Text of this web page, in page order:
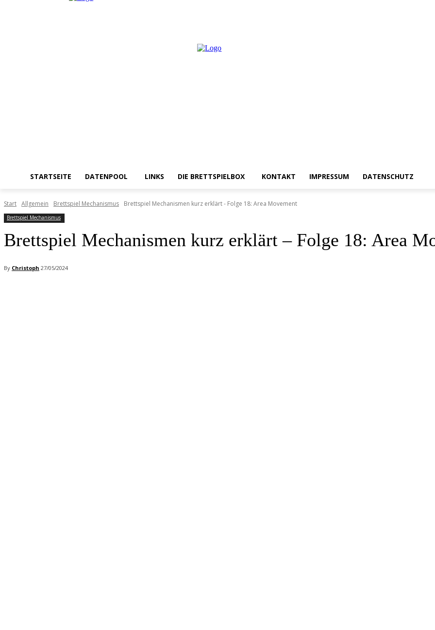
STARTSEITE DATENPOOL LINKS DIE BRETTSPIELBOX KONTAKT IMPRESSUM DATENSCHUTZ
Start Allgemein Brettspiel Mechanismus Brettspiel Mechanismen kurz erklärt - Folge 18: Area Movement
Brettspiel Mechanismus
Brettspiel Mechanismen kurz erklärt – Folge 18: Area
By Christoph 27/05/2024